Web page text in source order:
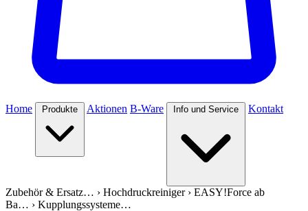
Home Produkte Aktionen B-Ware Info und Service Kontakt
Zubehör & Ersatz… › Hochdruckreiniger› EASY!Force ab
Ba… › Kupplungssysteme…